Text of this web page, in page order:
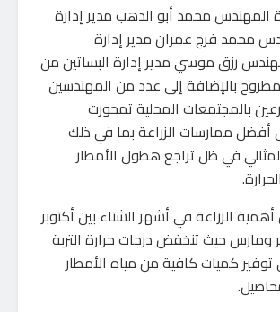
المهندس محمد أبو الدهب مدير إدارة
محمد فرج عمران مدير إدارة
رزق موسي مدير إدارة البساتين من
بالإضافة إلى عدد من المهندسين
بالمجتمعات المحلية تمحورت
أفضل ممارسات الزراعة بما في ذلك
في ظل تراجع هطول الأمطار
الزراعة في أشهر الشتاء بين أكتوبر
ومارس حيث تنخفض درجات حرارة التربة
كميات كافية من مياه الأمطار